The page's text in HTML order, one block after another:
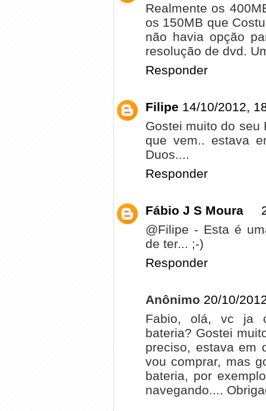
Realmente os
os 150MB que
não havia opção
resolução de dvd.
Responder
Filipe 14/10/2012,
Gostei muito do seu
que vem.. estava
Duos....
Responder
Fábio J S Moura
@Filipe - Esta é
de ter... ;-)
Responder
Anônimo 20/10/
Fabio, olá, vc ja
bateria? Gostei
preciso, estava em
vou comprar, mas
bateria, por
navegando....